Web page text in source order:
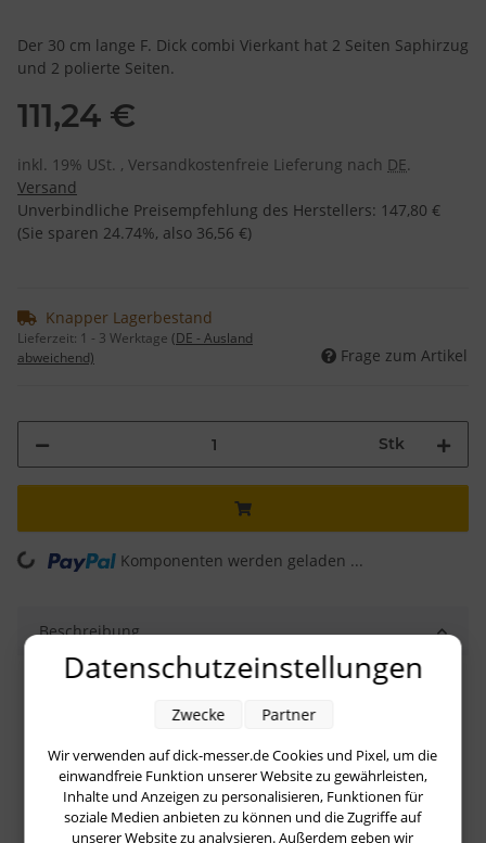
Der 30 cm lange F. Dick combi Vierkant hat 2 Seiten Saphirzug
und 2 polierte Seiten.
111,24 €
inkl. 19% USt. , Versandkostenfreie Lieferung nach DE.
Versand
Unverbindliche Preisempfehlung des Herstellers: 147,80 €
(Sie sparen 24.74%, also 36,56 €)
Knapper Lagerbestand
Lieferzeit: 1 - 3 Werktage (DE - Ausland
abweichend)
Frage zum Artikel
Stk
Loading... Komponenten werden geladen ...
Beschreibung
Der F. Dick combi ist ein 30 cm langer Vierkantstahl,
welcher die Eigenschaften eines Saphirstahles mit
zu den Diamantstählen, welche eigentlich eine sehr
hohe Abtragsleistung haben und eine sehr rauhe
Schneide erzeugen. Der Abtrag von Saphirstählen
jedoch ist bei vergleichbarer Leistung geringer als bei
Datenschutzeinstellungen
Wir verwenden auf dick-messer.de Cookies und Pixel, um die
einwandfreie Funktion unserer Website zu gewährleisten,
Inhalte und Anzeigen zu personalisieren, Funktionen für
soziale Medien anbieten zu können und die Zugriffe auf
unserer Website zu analysieren. Außerdem geben wir
Zwecke Partner